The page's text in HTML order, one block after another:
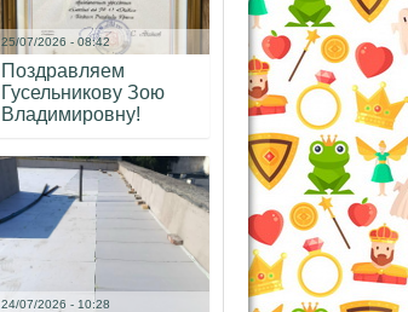
25/07/2026 - 08:42
Поздравляем
Гусельникову Зою
Владимировну!
24/07/2026 - 10:28